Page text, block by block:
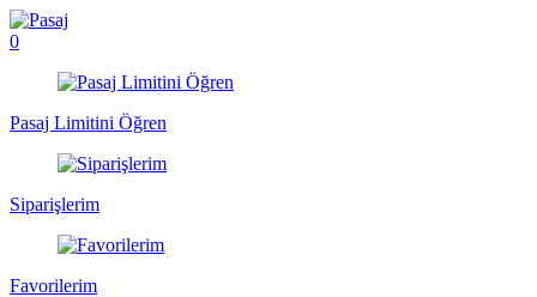
0
Pasaj Limitini Öğren
Siparişlerim
Favorilerim